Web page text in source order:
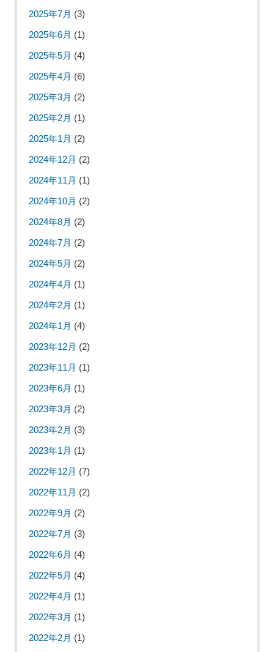
2025年7月 (3)
2025年6月 (1)
2025年5月 (4)
2025年4月 (6)
2025年3月 (2)
2025年2月 (1)
2025年1月 (2)
2024年12月 (2)
2024年11月 (1)
2024年10月 (2)
2024年8月 (2)
2024年7月 (2)
2024年5月 (2)
2024年4月 (1)
2024年2月 (1)
2024年1月 (4)
2023年12月 (2)
2023年11月 (1)
2023年6月 (1)
2023年3月 (2)
2023年2月 (3)
2023年1月 (1)
2022年12月 (7)
2022年11月 (2)
2022年9月 (2)
2022年7月 (3)
2022年6月 (4)
2022年5月 (4)
2022年4月 (1)
2022年3月 (1)
2022年2月 (1)